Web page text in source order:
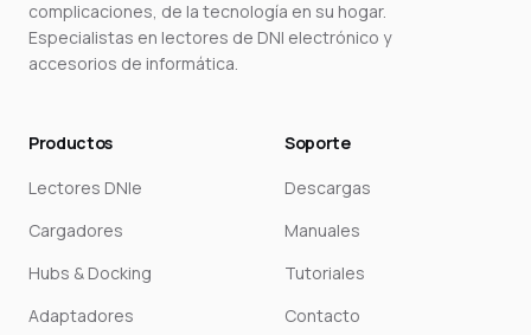
complicaciones, de la tecnología en su hogar.
Especialistas en lectores de DNI electrónico y
accesorios de informática.
Productos
Lectores DNIe
Cargadores
Hubs & Docking
Adaptadores
Soporte
Descargas
Manuales
Tutoriales
Contacto